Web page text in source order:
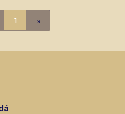
imóveis prontos, usados
1 »